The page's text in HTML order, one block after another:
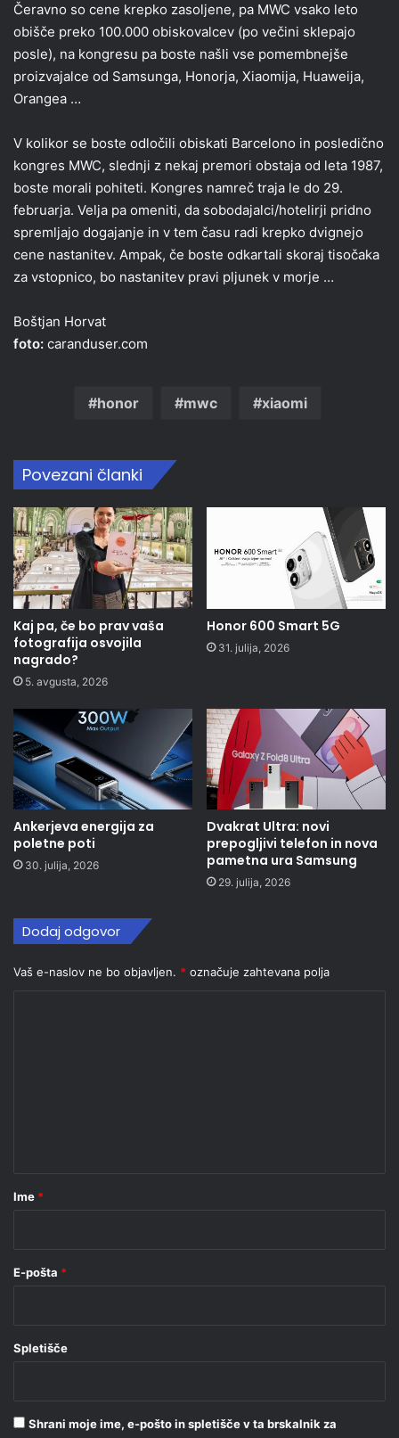
Čeravno so cene krepko zasoljene, pa MWC vsako leto
obišče preko 100.000 obiskovalcev (po večini sklepajo
posle), na kongresu pa boste našli vse pomembnejše
proizvajalce od Samsunga, Honorja, Xiaomija, Huaweija,
Orangea …
V kolikor se boste odločili obiskati Barcelono in posledično
kongres MWC, slednji z nekaj premori obstaja od leta 1987,
boste morali pohiteti. Kongres namreč traja le do 29.
februarja. Velja pa omeniti, da sobodajalci/hotelirji pridno
spremljajo dogajanje in v tem času radi krepko dvignejo
cene nastanitev. Ampak, če boste odkartali skoraj tisočaka
za vstopnico, bo nastanitev pravi pljunek v morje …
Boštjan Horvat
foto: caranduser.com
honor mwc xiaomi
Povezani članki
Kaj pa, če bo prav vaša
fotografija osvojila
nagrado?
5. avgusta, 2026
Honor 600 Smart 5G
31. julija, 2026
Ankerjeva energija za
poletne poti
30. julija, 2026
Dvakrat Ultra: novi
prepogljivi telefon in nova
pametna ura Samsung
29. julija, 2026
Dodaj odgovor
Vaš e-naslov ne bo objavljen. * označuje zahtevana polja
rIme *
E-pošta *
Spletišče
Shrani moje ime, e-pošto in spletišče v ta brskalnik za